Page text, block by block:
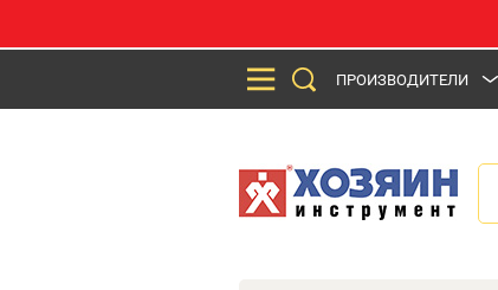
ПРОИЗВОДИТЕЛИ